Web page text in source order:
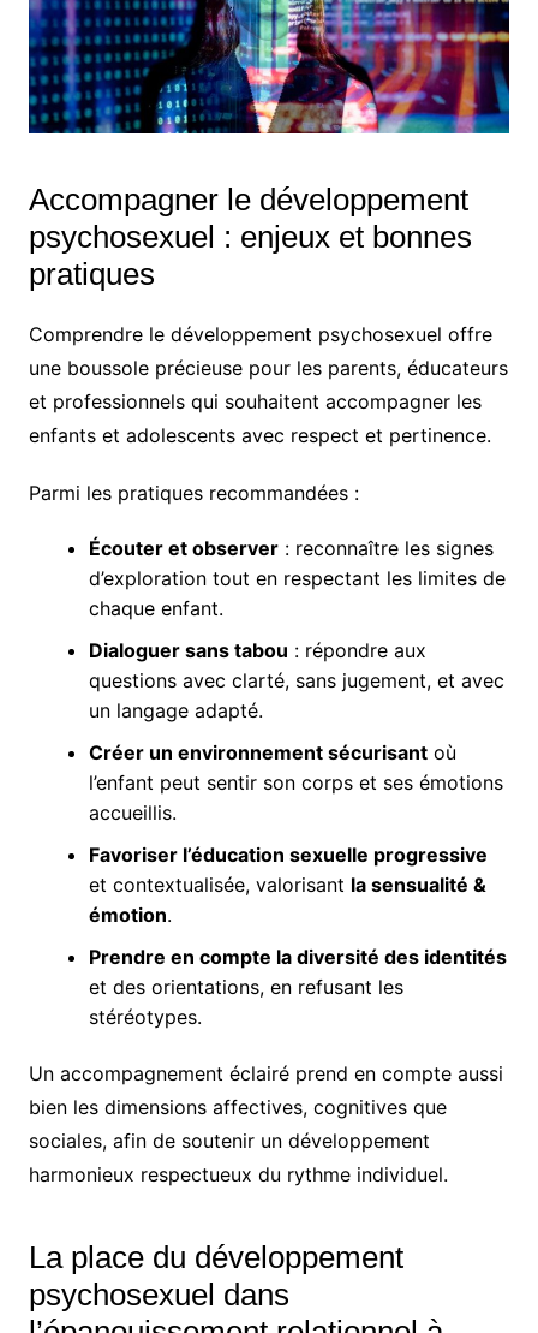
Accompagner le développement
psychosexuel : enjeux et bonnes
pratiques
Comprendre le développement psychosexuel offre
une boussole précieuse pour les parents, éducateurs
et professionnels qui souhaitent accompagner les
enfants et adolescents avec respect et pertinence.
Parmi les pratiques recommandées :
Écouter et observer: reconnaître les signes
d’exploration tout en respectant les limites de
chaque enfant.
Dialoguer sans tabou : répondre aux
questions avec clarté, sans jugement, et avec
un langage adapté.
Créer un environnement sécurisantoù
l’enfant peut sentir son corps et ses émotions
accueillis.
Favoriser l’éducation sexuelle progressive
et contextualisée, valorisant la sensualité &
émotion.
Prendre en compte la diversité des identités
et des orientations, en refusant les
stéréotypes.
Un accompagnement éclairé prend en compte aussi
bien les dimensions affectives, cognitives que
sociales, afin de soutenir un développement
harmonieux respectueux du rythme individuel.
La place du développement
psychosexuel dans